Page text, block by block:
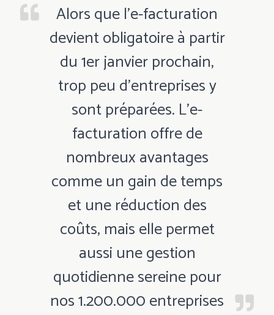
Alors que l’e-facturation
devient obligatoire à partir
du 1er janvier prochain,
trop peu d’entreprises y
sont préparées. L’e-
facturation offre de
nombreux avantages
comme un gain de temps
et une réduction des
coûts, mais elle permet
aussi une gestion
quotidienne sereine pour
nos 1.200.000 entreprises